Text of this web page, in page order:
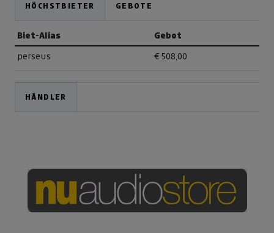
HÖCHSTBIETER GEBOTE
Biet-Alias Gebot
perseus € 508,00
HÄNDLER